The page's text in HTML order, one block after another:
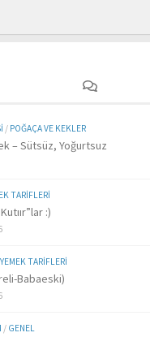
/ POĞAÇA VE KEKLER
– Sütsüz, Yoğurtsuz
TARIFLERI
:)
YEMEK TARIFLERI
Babaeski)
/ GENEL